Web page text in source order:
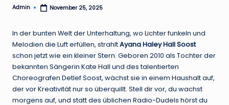
Posted
Admin November 25, 2025
In der bunten Welt der Unterhaltung, wo Lichter funkeln und
Melodien die Luft erfüllen, strahltAyana Haley Hall Soost
schon jetzt wie ein kleiner Stern. Geboren 2010 als Tochter der
bekannten Sängerin Kate Hall und des talentierten
Choreografen Detlef Soost, wächst sie in einem Haushalt auf,
der vor Kreativität nur so überquillt. Stell dir vor, du wachst
morgens auf, und statt des üblichen Radio-Dudels hörst du